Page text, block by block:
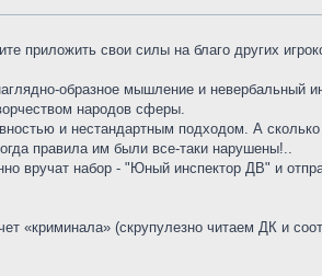
приложить свои силы на благо других
образное мышление и невербальный
народов сферы.
и нестандартным подходом. А
правила им были все-таки нарушены!..
вручат набор - "Юный инспектор ДВ" и
«криминала» (скрупулезно читаем ДК и